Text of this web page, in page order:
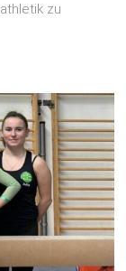
zu